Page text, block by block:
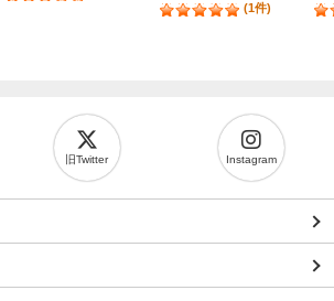
(1件)
旧Twitter Instagram